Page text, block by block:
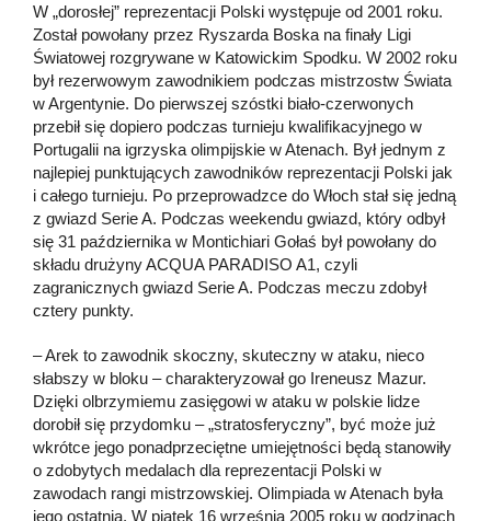
W „dorosłej” reprezentacji Polski występuje od 2001 roku.
Został powołany przez Ryszarda Boska na finały Ligi
Światowej rozgrywane w Katowickim Spodku. W 2002 roku
był rezerwowym zawodnikiem podczas mistrzostw Świata
w Argentynie. Do pierwszej szóstki biało-czerwonych
przebił się dopiero podczas turnieju kwalifikacyjnego w
Portugalii na igrzyska olimpijskie w Atenach. Był jednym z
najlepiej punktujących zawodników reprezentacji Polski jak
i całego turnieju. Po przeprowadzce do Włoch stał się jedną
z gwiazd Serie A. Podczas weekendu gwiazd, który odbył
się 31 października w Montichiari Gołaś był powołany do
składu drużyny ACQUA PARADISO A1, czyli
zagranicznych gwiazd Serie A. Podczas meczu zdobył
cztery punkty.
– Arek to zawodnik skoczny, skuteczny w ataku, nieco
słabszy w bloku – charakteryzował go Ireneusz Mazur.
Dzięki olbrzymiemu zasięgowi w ataku w polskie lidze
dorobił się przydomku – „stratosferyczny”, być może już
wkrótce jego ponadprzeciętne umiejętności będą stanowiły
o zdobytych medalach dla reprezentacji Polski w
zawodach rangi mistrzowskiej. Olimpiada w Atenach była
jego ostatnią. W piątek 16 września 2005 roku w godzinach